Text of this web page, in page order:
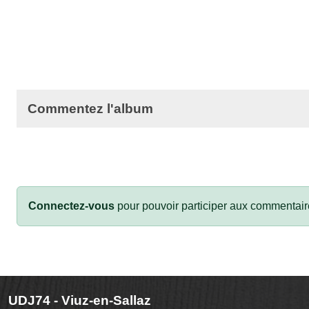
Commentez l'album
Connectez-vous pour pouvoir participer aux
UDJ74 - Viuz-en-Sallaz